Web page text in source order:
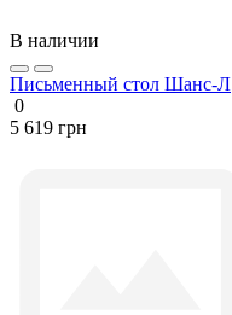
В наличии
Письменный стол Шанс-Л
0
5 619 грн